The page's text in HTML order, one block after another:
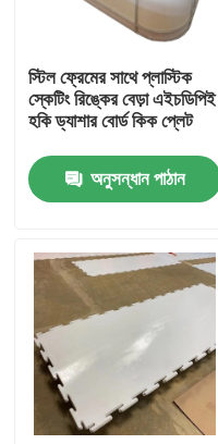
কারখানা ভ্রমণ
মান নিয়ন্ত্রণ
যোগাযোগ করুন
পলিথিন প্লাস্টিকের শীট
UHMWPE লাইনার
গ্রাউন্ড প্রোটেকশন ম্যাট
স্টিল ফ্রেমের সাথে প্লাস্টিক
স্কেটিং রিঙ্কের বেড়া এইচডিপিই
হকি ড্যাশার বোর্ড কিক প্লেট
অনুসন্ধান পাঠান